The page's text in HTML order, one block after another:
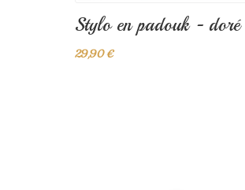
Stylo en padouk - doré
29,90 €